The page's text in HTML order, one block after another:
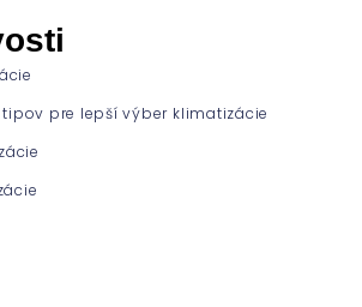
pre lepší výber klimatizácie